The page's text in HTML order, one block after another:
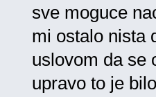
sve moguce
mi ostalo nista
uslovom da se
upravo to je